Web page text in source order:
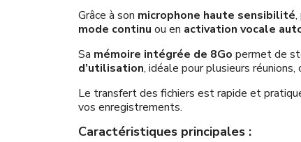
Grâce à son microphone haute sensibilité,
mode continu ou en activation vocale
Sa mémoire intégrée de 8Go permet de
d’utilisation, idéale pour plusieurs réunions,
Le transfert des fichiers est rapide et
vos enregistrements.
Caractéristiques principales :